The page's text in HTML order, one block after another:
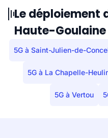
Le déploiement
Haute-Goulaine
5G à Saint-Julien-de-
5G à La Chapelle-
5G à Vertou